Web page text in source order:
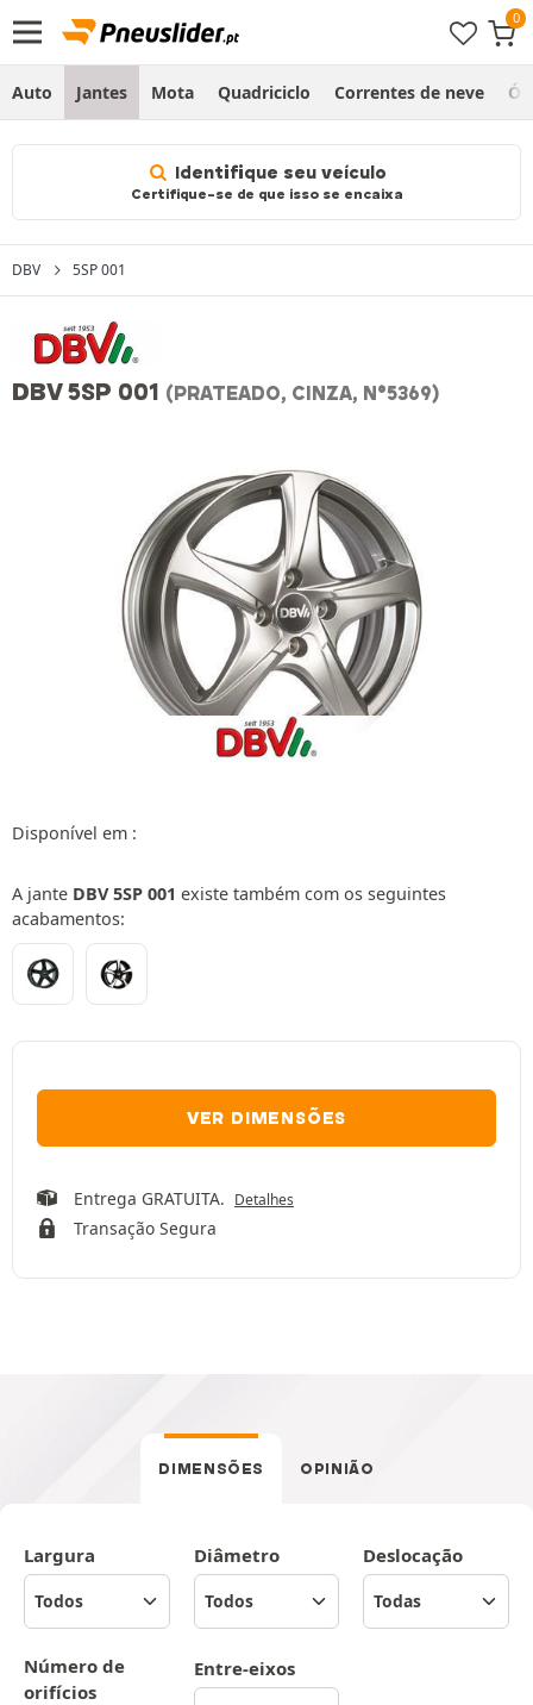
Auto Jantes Mota Quadriciclo Correntes de neve
Identifique seu veículo
Certifique-se de que isso se encaixa
DBV 5SP 001
DBV 5SP 001 (PRATEADO, CINZA, N°5369)
Disponível em :
A jante DBV 5SP 001 existe também com os seguintes
acabamentos:
VER DIMENSÕES
Entrega GRATUITA. Detalhes
Transação Segura
DIMENSÕES OPINIÃO
Largura Diâmetro Deslocação
Número de
orifícios
Entre-eixos